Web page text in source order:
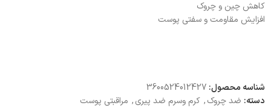
کاهش چین و چروک
افزایش مقاومت و سفتی پوست
شناسه محصول: 3600524012427
دسته: ضد چروک, کرم وسرم ضد پیری, مراقبتی پوست